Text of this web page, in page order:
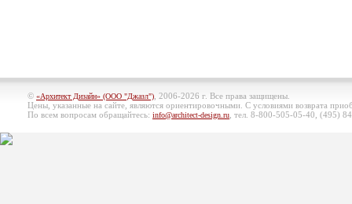
© «Архитект Дизайн» (ООО "Джазл") , 2006-2026 г. Все права защищены.
Цены, указанные на сайте, являются ориентировочными. С условиями возврата
По всем вопросам обращайтесь: info@architect-design.ru , тел. 8-800-505-05-40, (495)